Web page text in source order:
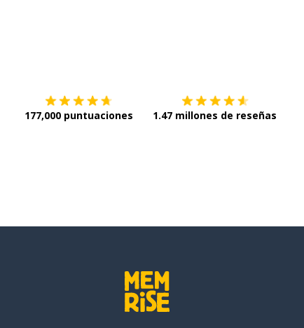
177,000 puntuaciones 1.47 millones de reseñas